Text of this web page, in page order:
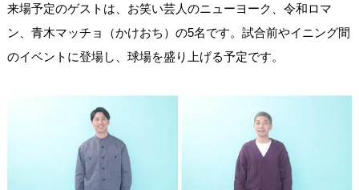
来場予定のゲストは、お笑い芸人のニューヨーク、令和ロマ
ン、青木マッチョ（かけおち）の5名です。試合前やイニング間
のイベントに登場し、球場を盛り上げる予定です。